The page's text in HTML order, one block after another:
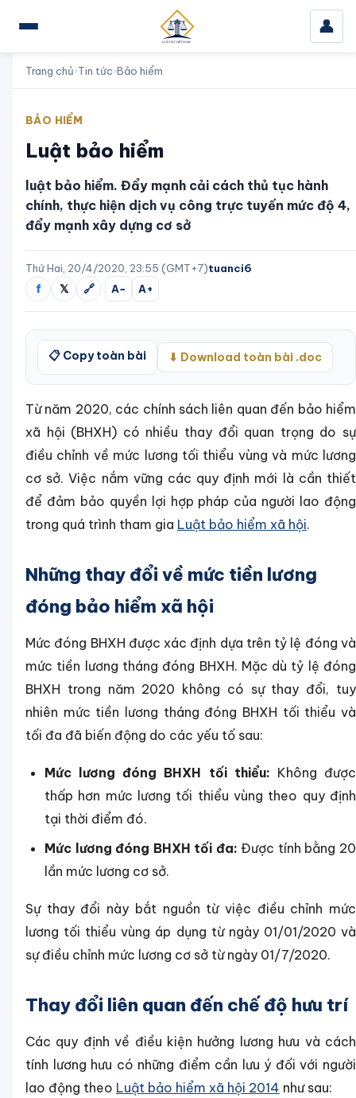
👤
Trang chủ›Tin tức›Bảo hiểm
BẢO HIỂM
Luật bảo hiểm
luật bảo hiểm. Đẩy mạnh cải cách thủ tục hành
chính, thực hiện dịch vụ công trực tuyến mức độ 4,
đẩy mạnh xây dựng cơ sở
Thứ Hai, 20/4/2020, 23:55 (GMT+7)tuanci6
f 𝕏 🔗 A− A+
📋 Copy toàn bài ⬇ Download toàn bài .doc
Từ năm 2020, các chính sách liên quan đến bảo hiểm
xã hội (BHXH) có nhiều thay đổi quan trọng do sự
điều chỉnh về mức lương tối thiểu vùng và mức lương
cơ sở. Việc nắm vững các quy định mới là cần thiết
để đảm bảo quyền lợi hợp pháp của người lao động
trong quá trình tham gia Luật bảo hiểm xã hội.
Những thay đổi về mức tiền lương
đóng bảo hiểm xã hội
Mức đóng BHXH được xác định dựa trên tỷ lệ đóng và
mức tiền lương tháng đóng BHXH. Mặc dù tỷ lệ đóng
BHXH trong năm 2020 không có sự thay đổi, tuy
nhiên mức tiền lương tháng đóng BHXH tối thiểu và
tối đa đã biến động do các yếu tố sau:
Mức lương đóng BHXH tối thiểu: Không được
thấp hơn mức lương tối thiểu vùng theo quy định
tại thời điểm đó.
Mức lương đóng BHXH tối đa: Được tính bằng 20
lần mức lương cơ sở.
Sự thay đổi này bắt nguồn từ việc điều chỉnh mức
lương tối thiểu vùng áp dụng từ ngày 01/01/2020 và
sự điều chỉnh mức lương cơ sở từ ngày 01/7/2020.
Thay đổi liên quan đến chế độ hưu trí
Các quy định về điều kiện hưởng lương hưu và cách
tính lương hưu có những điểm cần lưu ý đối với người
lao động theo Luật bảo hiểm xã hội 2014 như sau: